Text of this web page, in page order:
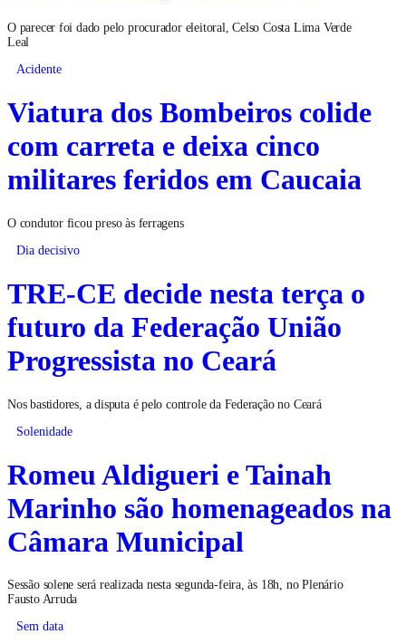
O parecer foi dado pelo procurador eleitoral, Celso Costa Lima Verde
Leal
Acidente
Viatura dos Bombeiros colide
com carreta e deixa cinco
militares feridos em Caucaia
O condutor ficou preso às ferragens
Dia decisivo
TRE-CE decide nesta terça o
futuro da Federação União
Progressista no Ceará
Nos bastidores, a disputa é pelo controle da Federação no Ceará
Solenidade
Romeu Aldigueri e Tainah
Marinho são homenageados na
Câmara Municipal
Sessão solene será realizada nesta segunda-feira, às 18h, no Plenário
Fausto Arruda
Sem data